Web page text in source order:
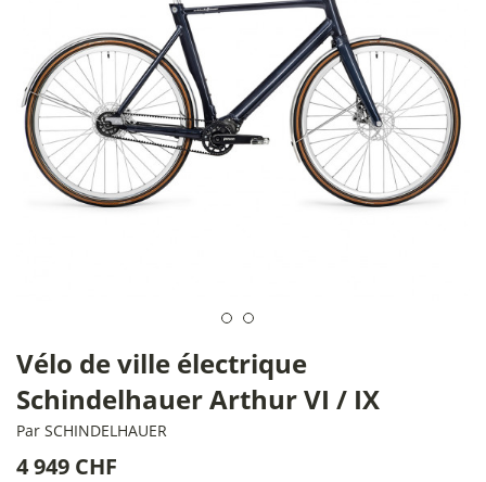
Vélo de ville électrique
Schindelhauer Arthur VI / IX
Par SCHINDELHAUER
4 949 CHF